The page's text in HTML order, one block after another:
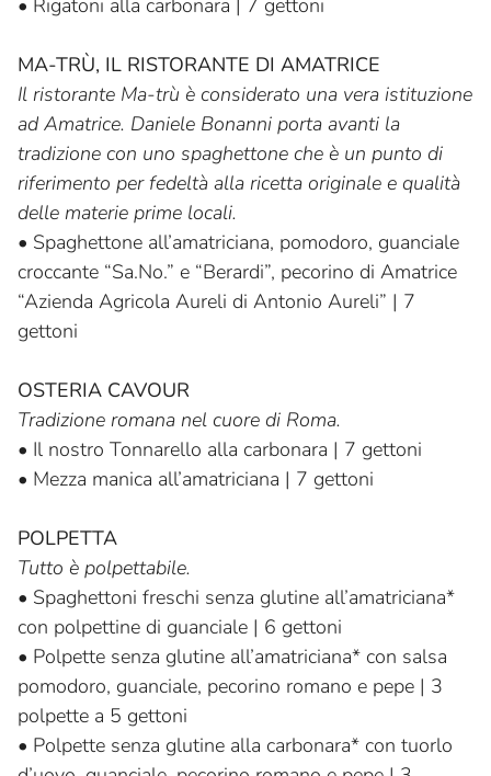
• Rigatoni alla carbonara | 7 gettoni
MA-TRÙ, IL RISTORANTE DI AMATRICE
Il ristorante Ma-trù è considerato una vera istituzione
ad Amatrice. Daniele Bonanni porta avanti la
tradizione con uno spaghettone che è un punto di
riferimento per fedeltà alla ricetta originale e qualità
delle materie prime locali.
• Spaghettone all’amatriciana, pomodoro, guanciale
croccante “Sa.No.” e “Berardi”, pecorino di Amatrice
“Azienda Agricola Aureli di Antonio Aureli” | 7
gettoni
OSTERIA CAVOUR
Tradizione romana nel cuore di Roma.
• Il nostro Tonnarello alla carbonara | 7 gettoni
• Mezza manica all’amatriciana | 7 gettoni
POLPETTA
Tutto è polpettabile.
• Spaghettoni freschi senza glutine all’amatriciana*
con polpettine di guanciale | 6 gettoni
• Polpette senza glutine all’amatriciana* con salsa
pomodoro, guanciale, pecorino romano e pepe | 3
polpette a 5 gettoni
• Polpette senza glutine alla carbonara* con tuorlo